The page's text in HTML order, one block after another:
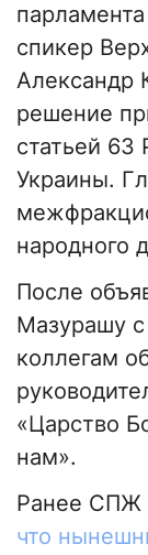
спикер
Александр
решение
статьей 63
Украины.
народного
После
Мазурашу
коллегам
«Царство
нам».
Ранее СПЖ
что